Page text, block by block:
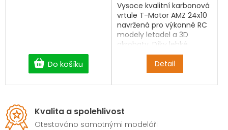
Do košíku Detail
Vysoce kvalitní karbonová
vrtule T-Motor AMZ 24x10
navržená pro výkonné RC
modely letadel a 3D
akrobaty. Díky lehké
konstrukci z uhlíkových
vláken, vysoké tuhosti a
preciznímu vyvážení
poskytuje maximální
Ideální pro pohonné
sestavy s motorem T-
Kvalita a spolehlivost
Otestováno samotnými modeláři